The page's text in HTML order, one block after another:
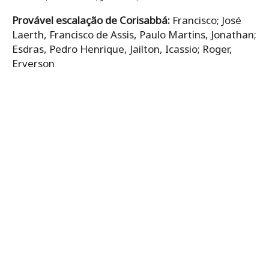
Provável escalação de Corisabbá: Francisco; José
Laerth, Francisco de Assis, Paulo Martins, Jonathan;
Esdras, Pedro Henrique, Jailton, Icassio; Roger,
Erverson